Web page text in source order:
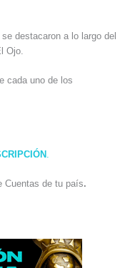
destacaron a lo largo del
Ojo.
cada uno de los
Cuentas de tu país.